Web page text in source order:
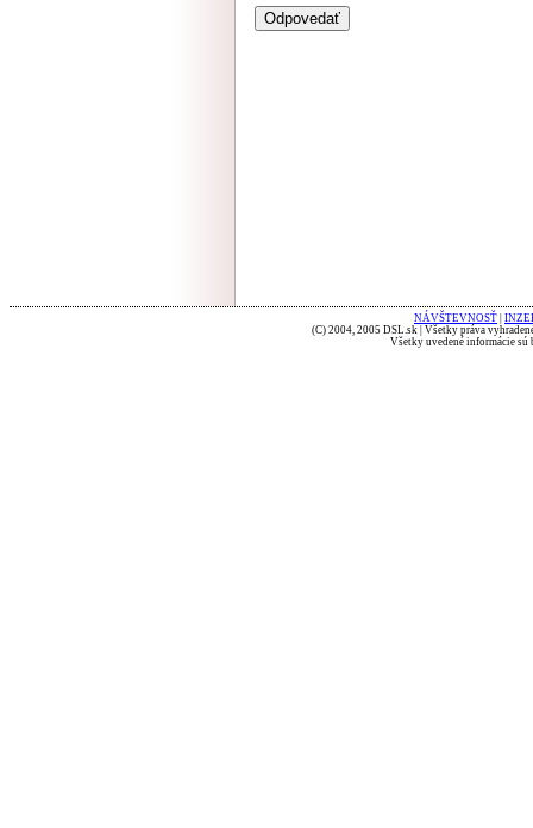
NÁVŠTEVNOSŤ
(C) 2004, 2005 DSL.sk | Všetky práva
Všetky uvedené informácie sú